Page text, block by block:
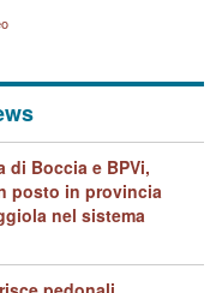
di Boccia e BPVi,
posto in provincia
nel sistema